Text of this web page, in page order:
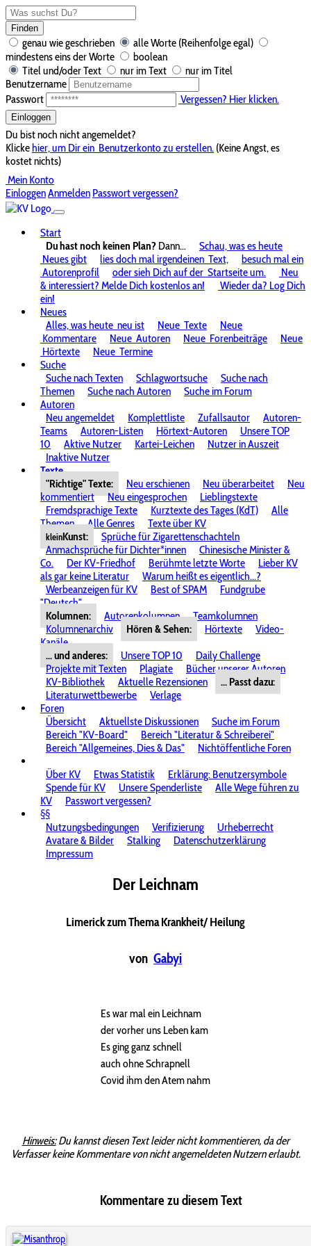
Finden
genau wie geschrieben
alle Worte (Reihenfolge egal)
mindestens eins der Worte
boolean
Titel und/oder Text
nur im Text
nur im Titel
Benutzername
Passwort
Vergessen? Hier klicken.
Einloggen
Du bist noch nicht angemeldet?
Klickehier, um Dir ein Benutzerkonto zu erstellen. (Keine Angst, es
kostet nichts)
Mein Konto
EinloggenAnmelden Passwort vergessen?
Start
Du hast noch keinen Plan? Dann...
Schau, was es heute
Neues gibt
lies doch mal irgendeinen Text,
besuch mal ein
Autorenprofil
oder sieh Dich auf der Startseite um.
Neu
& interessiert? Melde Dich kostenlos an!
Wieder da? Log Dich
ein!
Neues
Alles, was heute neu ist Neue Texte
Neue
Kommentare
Neue Autoren Neue Forenbeiträge
Neue
Hörtexte
Neue Termine
Suche
Suche nach Texten
Schlagwortsuche
Suche nach
Themen
Suche nach Autoren
Suche im Forum
Autoren
Neu angemeldet
Komplettliste Zufallsautor
Autoren-
Teams
Autoren-Listen Hörtext-Autoren
Unsere TOP
10
Aktive Nutzer Kartei-Leichen
Nutzer in Auszeit
Inaktive Nutzer
Texte
"Richtige" Texte:
Neu erschienen Neu überarbeitet
Neu
kommentiert
Neu eingesprochen
Lieblingstexte
Fremdsprachige Texte
Kurztexte des Tages (KdT)
Alle
Themen
Alle Genres Texte über KV
kleinKunst:
Sprüche für Zigarettenschachteln
Anmachsprüche für Dichter*innen
Chinesische Minister &
Co.
Der KV-Friedhof Berühmte letzte Worte
Lieber KV
als gar keine Literatur
Warum heißt es eigentlich...?
Werbeanzeigen für KV
Best of SPAM
Fundgrube
"Deutsch"
Kolumnen:
Autorenkolumnen
Teamkolumnen
Kolumnenarchiv
Hören & Sehen: Hörtexte
Video-
Kanäle
... und anderes:
Unsere TOP 10
Daily Challenge
Projekte mit Texten
Plagiate
Bücher unserer Autoren
KV-Bibliothek
Aktuelle Rezensionen
... Passt dazu:
Literaturwettbewerbe
Verlage
Foren
Übersicht
Aktuellste Diskussionen
Suche im Forum
Bereich "KV-Board"
Bereich "Literatur & Schreiberei"
Bereich "Allgemeines, Dies & Das"
Nichtöffentliche Foren
Über KV
Etwas Statistik
Erklärung: Benutzersymbole
Spende für KV
Unsere Spenderliste
Alle Wege führen zu
KV
Passwort vergessen?
§§
Nutzungsbedingungen
Verifizierung
Urheberrecht
Avatare & Bilder
Stalking
Datenschutzerklärung
Impressum
Der Leichnam
Limerick zum Thema Krankheit/ Heilung
von Gabyi
Es war mal ein Leichnam
der vorher uns Leben kam
Es ging ganz schnell
auch ohne Schrapnell
Covid ihm den Atem nahm
Hinweis:Du kannst diesen Text leider nicht kommentieren, da der
Verfasser keine Kommentare von nicht angemeldeten Nutzern erlaubt.
Kommentare zu diesem Text